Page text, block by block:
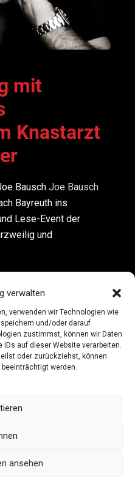
verwalten
verwenden wir Technologien wie
und/oder darauf
zustimmst, können wir Daten
auf dieser Website verarbeiten.
oder zurückziehst, können
werden.
ansehen
mit
Knastarzt
Bausch Joe Bausch
Bayreuth ins
Lese-Event der
und
Dr.
kennen ihn hoffentlich
größtem
Werl war er über 30
unterhaltsame
Joe Bausch
Culpa“ sind Spiegel-